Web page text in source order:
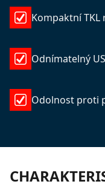
Kompaktní TKL
Odnímatelný
Odolnost proti